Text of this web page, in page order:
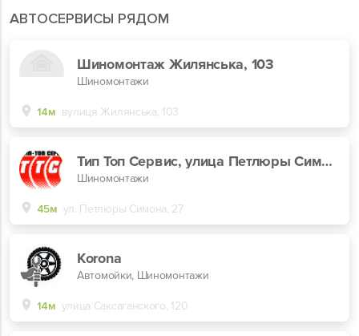
АВТОСЕРВИСЫ РЯДОМ
Шиномонтаж Жилянська, 103
Шиномонтажи
14м вулиця Жилянська, 103
Тип Топ Сервис, улица Петлюры Симона, 27
Шиномонтажи
45м ул. Петлюры Симона, 27
Korona
Автомойки, Шиномонтажи
14м улица Саксаганского, 120